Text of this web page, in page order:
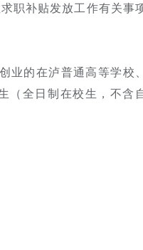
职补贴发放工作有关事
业的在泸普通高等学校、
（全日制在校生，不含